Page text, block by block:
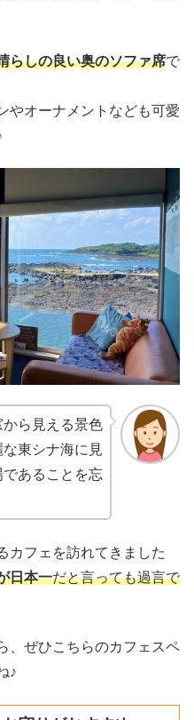
らしの良い奥のソファ席で
やオーナメントなども可愛
ら見える景色
東シナ海に見
あることを忘
カフェを訪れてきました
日本一だと言っても過言で
、ぜひこちらのカフェスペ
♪